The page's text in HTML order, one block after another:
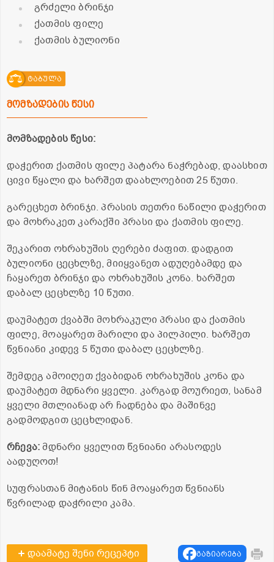
გრძელი ბრინჯი
ქათმის ფილე
ქათმის ბულიონი
ტაბულა
მომზადების წესი
მომზადების წესი:
დაჭერით ქათმის ფილე პატარა ნაჭრებად, დაასხით
ცივი წყალი და ხარშეთ დაახლოებით 25 წუთი.
გარეცხეთ ბრინჯი. პრასის თეთრი ნაწილი დაჭერით
და მოხრაკეთ კარაქში პრასი და ქათმის ფილე.
შეკარით ოხრახუშის ღერები ძაფით. დადგით
ბულიონი ცეცხლზე, მიიყვანეთ ადუღებამდე და
ჩაყარეთ ბრინჯი და ოხრახუშის კონა. ხარშეთ
დაბალ ცეცხლზე 10 წუთი.
დაუმატეთ ქვაბში მოხრაკული პრასი და ქათმის
ფილე, მოაყარეთ მარილი და პილპილი. ხარშეთ
წვნიანი კიდევ 5 წუთი დაბალ ცეცხლზე.
შემდეგ ამოიღეთ ქვაბიდან ოხრახუშის კონა და
დაუმატეთ მდნარი ყველი. კარგად მოურიეთ, სანამ
ყველი მთლიანად არ ჩადნება და მაშინვე
გადმოდგით ცეცხლიდან.
რჩევა:მდნარი ყველით წვნიანი არასოდეს
აადუღოთ!
სუფრასთან მიტანის წინ მოაყარეთ წვნიანს
წვრილად დაჭრილი კამა.
დაამატე შენი რეცეპტი გაზიარება